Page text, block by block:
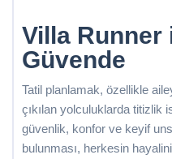
Villa Runner
Güvende
Tatil planlamak, özellikle
çıkılan yolculuklarda titizlik
güvenlik, konfor ve keyif
bulunması, herkesin